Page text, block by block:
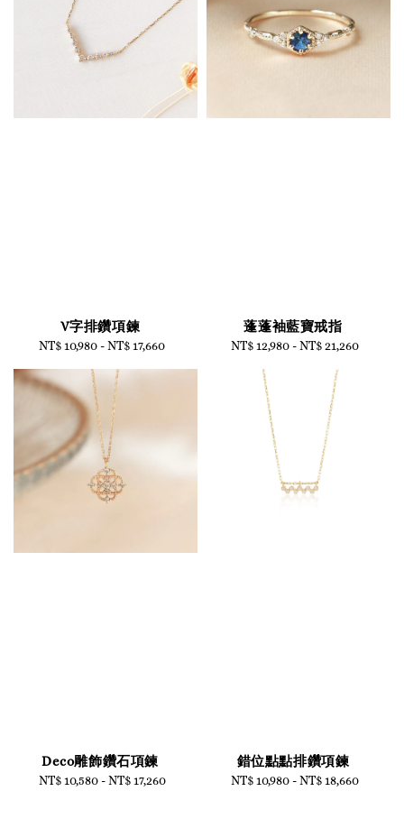
V字排鑽項鍊
Regular
NT$ 10,980 -NT$ 17,660
蓬蓬袖藍寶戒指
Regular
NT$ 12,980 -NT$ 21,260
Deco雕飾鑽石項鍊
Regular
NT$ 10,580-NT$ 17,260
錯位點點排鑽項鍊
Regular
NT$ 10,980 -NT$ 18,660